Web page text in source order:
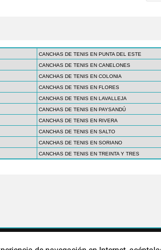
CANCHAS DE TENIS EN PUNTA DEL ESTE
CANCHAS DE TENIS EN CANELONES
CANCHAS DE TENIS EN COLONIA
CANCHAS DE TENIS EN FLORES
CANCHAS DE TENIS EN LAVALLEJA
CANCHAS DE TENIS EN PAYSANDÚ
CANCHAS DE TENIS EN RIVERA
CANCHAS DE TENIS EN SALTO
CANCHAS DE TENIS EN SORIANO
CANCHAS DE TENIS EN TREINTA Y TRES